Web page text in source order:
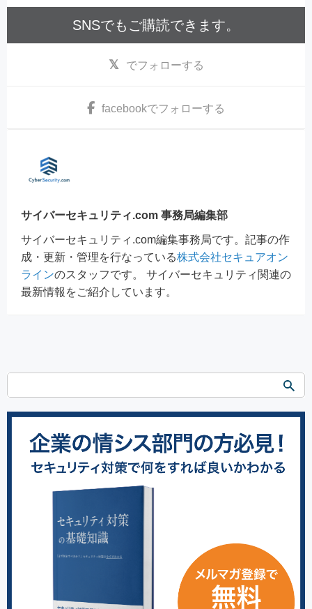
SNSでもご購読できます。
でフォローする
facebookでフォローする
サイバーセキュリティ.com 事務局編集部
サイバーセキュリティ.com編集事務局です。記事の作
成・更新・管理を行なっている株式会社セキュアオン
ラインのスタッフです。 サイバーセキュリティ関連の
最新情報をご紹介しています。